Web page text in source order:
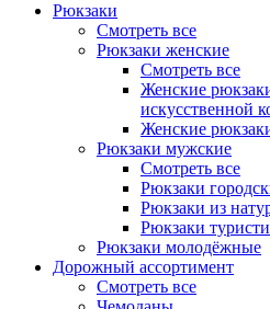
Рюкзаки
Смотреть все
Рюкзаки женские
Смотреть все
Женские
искусственной
Женские
Рюкзаки мужские
Смотреть все
Рюкзаки
Рюкзаки из
Рюкзаки
Рюкзаки молодёжные
Дорожный ассортимент
Смотреть все